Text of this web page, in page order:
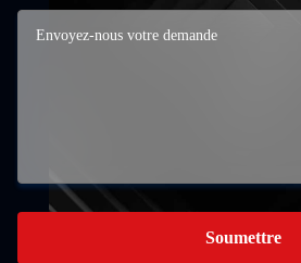
Soumettre